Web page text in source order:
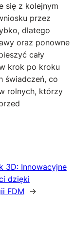
się z kolejnym
przez
dlatego
oraz ponowne
cały
krok po kroku
świadczeń, co
rolnych, którzy
3D: Innowacyjne
dzięki
FDM
→